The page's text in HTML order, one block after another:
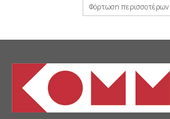
Φόρτωση περισσοτέρων